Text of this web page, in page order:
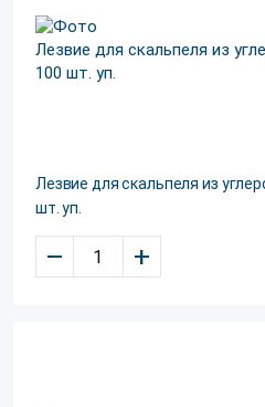
Лезвие для скальпеля из
шт. уп.
– +